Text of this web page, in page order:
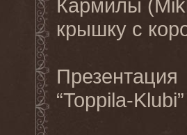
Кармилы
крышку с
“Toppila-